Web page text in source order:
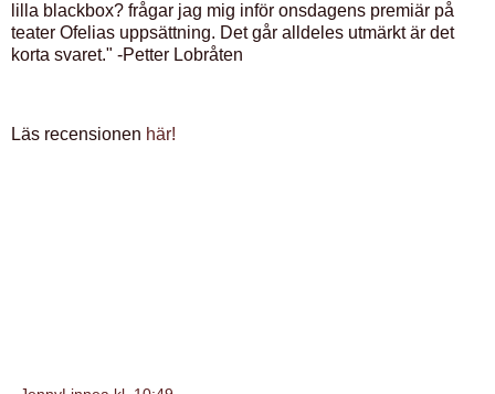
lilla blackbox? frågar jag mig inför onsdagens premiär på
teater Ofelias uppsättning. Det går alldeles utmärkt är det
korta svaret." -Petter Lobråten
Läs recensionen här!